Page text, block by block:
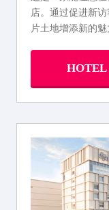
店。通过促进新
片土地增添新的魅
HOTEL